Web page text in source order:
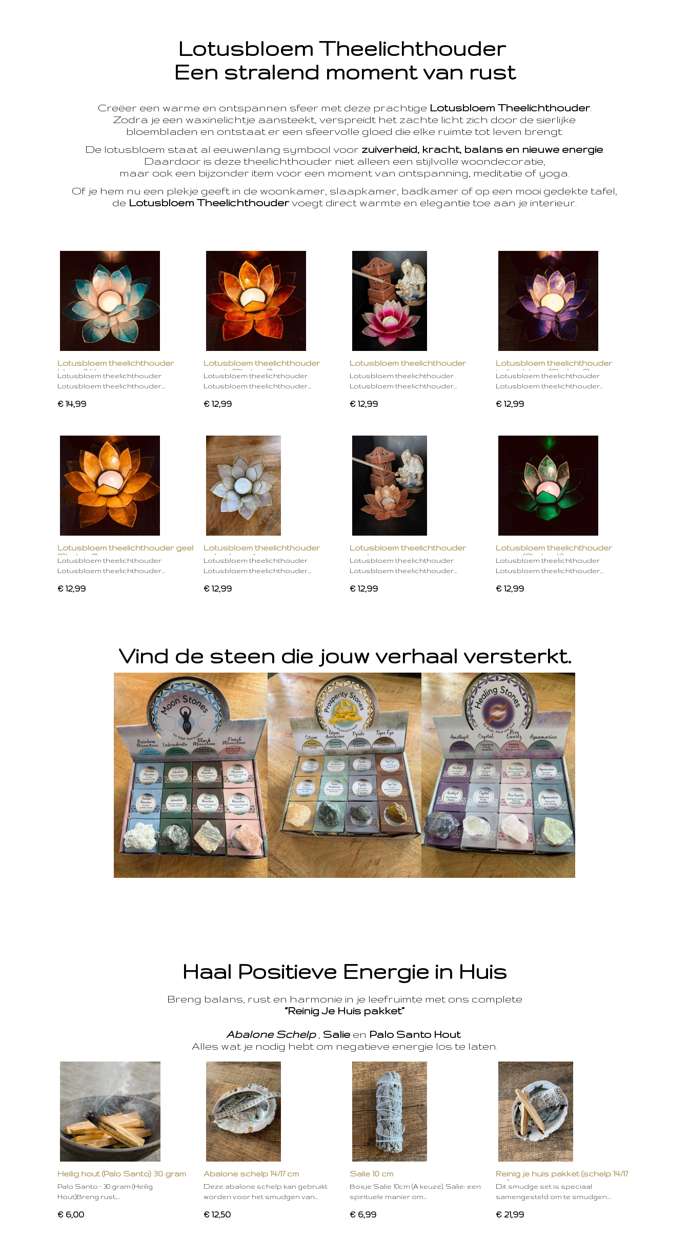
Lotusbloem Theelichthouder
Een stralend moment van rust
Creëer een warme en ontspannen sfeer met deze prachtige Lotusbloem Theelichthouder.
Zodra je een waxinelichtje aansteekt, verspreidt het zachte licht zich door de sierlijke
bloembladen en ontstaat er een sfeervolle gloed die elke ruimte tot leven brengt.
De lotusbloem staat al eeuwenlang symbool voor zuiverheid, kracht, balans en nieuwe energie.
Daardoor is deze theelichthouder niet alleen een stijlvolle woondecoratie,
maar ook een bijzonder item voor een moment van ontspanning, meditatie of yoga.
Of je hem nu een plekje geeft in de woonkamer, slaapkamer, badkamer of op een mooi gedekte tafel,
de Lotusbloem Theelichthouder voegt direct warmte en elegantie toe aan je interieur.
Lotusbloem theelichthouder
blauw 2 kleurig
Lotusbloem theelichthouder
Lotusbloem theelichthouder…
€ 14,99
Lotusbloem theelichthouder
oranje (Chakra 2)
Lotusbloem theelichthouder
Lotusbloem theelichthouder…
€ 12,99
Lotusbloem theelichthouder
rose
Lotusbloem theelichthouder
Lotusbloem theelichthouder…
€ 12,99
Lotusbloem theelichthouder
indigo blauw (Chakra 6)
Lotusbloem theelichthouder
Lotusbloem theelichthouder…
€ 12,99
Lotusbloem theelichthouder geel
(Chakra 3)
Lotusbloem theelichthouder
Lotusbloem theelichthouder…
€ 12,99
Lotusbloem theelichthouder
gebroken wit
Lotusbloem theelichthouder
Lotusbloem theelichthouder…
€ 12,99
Lotusbloem theelichthouder
mocha
Lotusbloem theelichthouder
Lotusbloem theelichthouder…
€ 12,99
Lotusbloem theelichthouder
groen (Chakra 4)
Lotusbloem theelichthouder
Lotusbloem theelichthouder…
€ 12,99
Vind de steen die jouw verhaal versterkt.
Haal Positieve Energie in Huis
Breng balans, rust en harmonie in je leefruimte met ons complete
“Reinig Je Huis pakket”
Abalone Schelp, Salie en Palo Santo Hout
Alles wat je nodig hebt om negatieve energie los te laten.
Heilig hout (Palo Santo) 30 gram
Palo Santo – 30 gram (Heilig
Hout)Breng rust,…
€ 6,00
Abalone schelp 14/17 cm
Deze abalone schelp kan gebruikt
worden voor het smudgen van…
€ 12,50
Salie 10 cm
Bosje Salie 10cm (A keuze). Salie: een
spirituele manier om…
€ 6,99
Reinig je huis pakket (schelp 14/17
cm)
Dit smudge set is speciaal
samengesteld om te smudgen.…
€ 21,99